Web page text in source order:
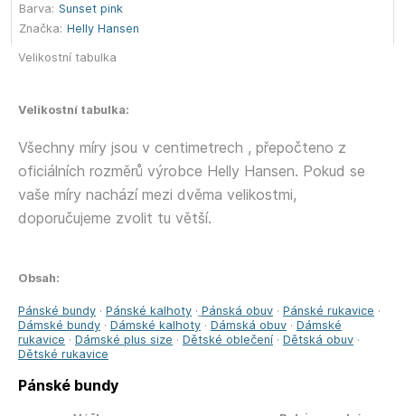
Barva: Sunset pink
Značka: Helly Hansen
Velikostní tabulka
Velikostní tabulka:
Všechny míry jsou v centimetrech , přepočteno z
oficiálních rozměrů výrobce Helly Hansen. Pokud se
vaše míry nachází mezi dvěma velikostmi,
doporučujeme zvolit tu větší.
Obsah:
Pánské bundy · Pánské kalhoty · Pánská obuv · Pánské rukavice ·
Dámské bundy · Dámské kalhoty · Dámská obuv · Dámské
rukavice · Dámské plus size · Dětské oblečení · Dětská obuv ·
Dětské rukavice
Pánské bundy